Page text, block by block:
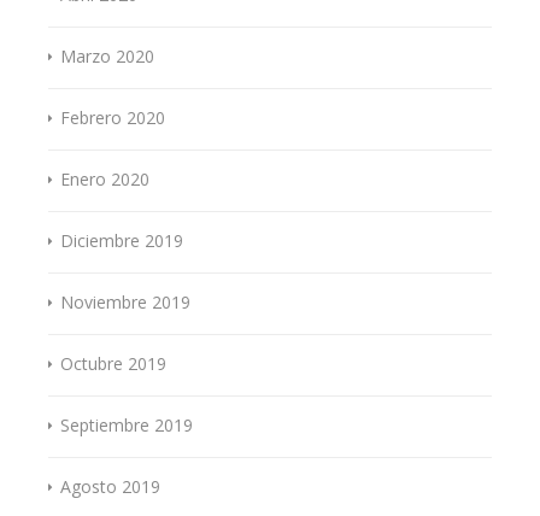
Marzo 2020
Febrero 2020
Enero 2020
Diciembre 2019
Noviembre 2019
Octubre 2019
Septiembre 2019
Agosto 2019